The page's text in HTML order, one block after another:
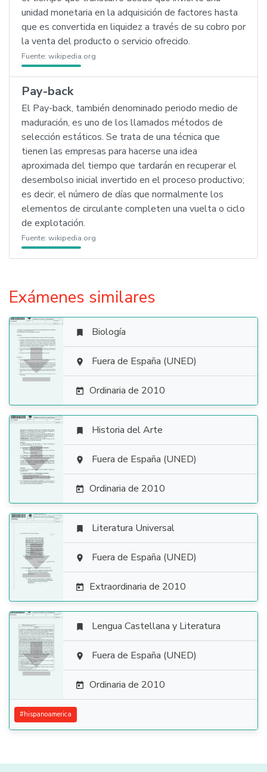
unidad monetaria en la adquisición de factores hasta
que es convertida en liquidez a través de su cobro por
la venta del producto o servicio ofrecido.
Fuente: wikipedia.org
Pay-back
El Pay-back, también denominado periodo medio de
maduración, es uno de los llamados métodos de
selección estáticos. Se trata de una técnica que
tienen las empresas para hacerse una idea
aproximada del tiempo que tardarán en recuperar el
desembolso inicial invertido en el proceso productivo;
es decir, el número de días que normalmente los
elementos de circulante completen una vuelta o ciclo
de explotación.
Fuente: wikipedia.org
Exámenes similares

 Biología
 Fuera de España (UNED)
 Ordinaria de 2010

 Historia del Arte
 Fuera de España (UNED)
 Ordinaria de 2010

 Literatura Universal
 Fuera de España (UNED)
 Extraordinaria de 2010

 Lengua Castellana y Literatura
 Fuera de España (UNED)
 Ordinaria de 2010
#hispanoamerica